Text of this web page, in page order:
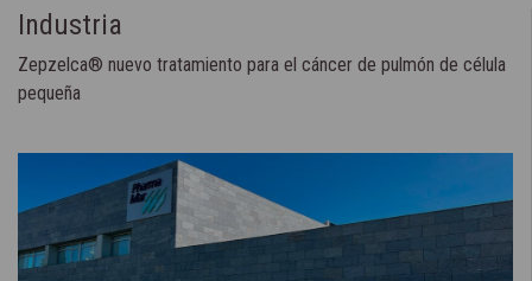
Industria
Zepzelca® nuevo tratamiento para el cáncer de pulmón de célula
pequeña